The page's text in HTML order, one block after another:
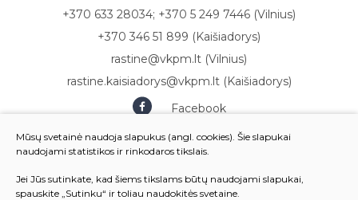
+370 633 28034; +370 5 249 7446 (Vilnius)
+370 346 51 899 (Kaišiadorys)
rastine@vkpm.lt (Vilnius)
rastine.kaisiadorys@vkpm.lt (Kaišiadorys)
Facebook
Youtube
Mūsų svetainė naudoja slapukus (angl. cookies). Šie slapukai
naudojami statistikos ir rinkodaros tikslais.
Jei Jūs sutinkate, kad šiems tikslams būtų naudojami slapukai,
spauskite „Sutinku“ ir toliau naudokitės svetaine.